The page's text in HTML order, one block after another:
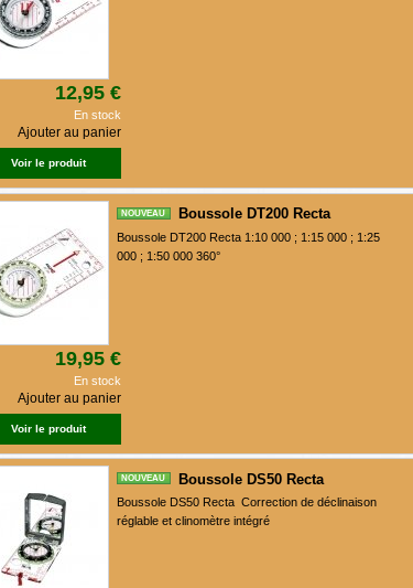
12,95 €
En stock
Ajouter au panier
Voir le produit
NOUVEAU Boussole DT200 Recta
Boussole DT200 Recta 1:10 000 ; 1:15 000 ; 1:25
000 ; 1:50 000 360°
19,95 €
En stock
Ajouter au panier
Voir le produit
NOUVEAU Boussole DS50 Recta
Boussole DS50 Recta Correction de déclinaison
réglable et clinomètre intégré